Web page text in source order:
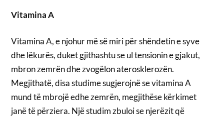
Vitamina A
Vitamina A, e njohur më së miri për shëndetin e syve
dhe lëkurës, duket gjithashtu se ul tensionin e gjakut,
mbron zemrën dhe zvogëlon aterosklerozën.
Megjithatë, disa studime sugjerojnë se vitamina A
mund të mbrojë edhe zemrën, megjithëse kërkimet
janë të përziera. Një studim zbuloi se njerëzit që